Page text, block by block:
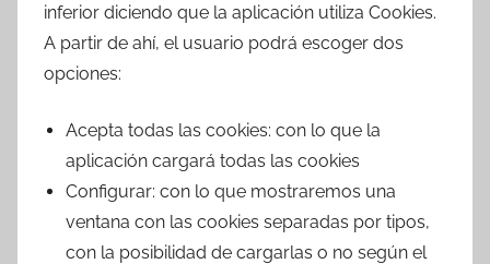
inferior diciendo que la aplicación utiliza Cookies.
A partir de ahí, el usuario podrá escoger dos
opciones:
Acepta todas las cookies: con lo que la
aplicación cargará todas las cookies
Configurar: con lo que mostraremos una
ventana con las cookies separadas por tipos,
con la posibilidad de cargarlas o no según el